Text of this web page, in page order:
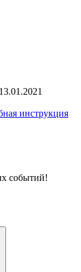
13.01.2021
инструкция
событий!